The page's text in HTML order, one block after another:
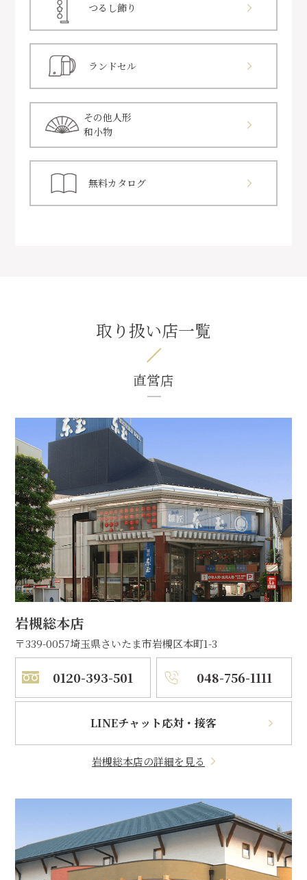
つるし飾り
ランドセル
その他人形
和小物
無料カタログ
取り扱い店一覧
直営店
岩槻総本店
〒339-0057埼玉県さいたま市岩槻区本町1-3
0120-393-501 048-756-1111
LINEチャット応対・接客
岩槻総本店の詳細を見る